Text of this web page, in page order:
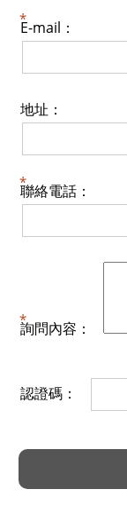
E-mail：
地址：
聯絡電話：
詢問內容：
認證碼：